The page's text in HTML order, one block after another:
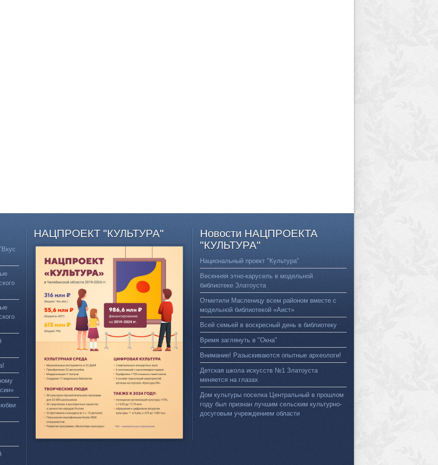
НАЦПРОЕКТ "КУЛЬТУРА" Новости НАЦПРОЕКТА
"КУЛЬТУРА"
Национальный проект "Культура"
Весенняя этно-карусель в модельной
библиотеке Златоуста
Отметили Масленицу всем районом вместе с
модельной библиотекой «Аист»
Всей семьей в воскресный день в библиотеку
Время заглянуть в "Окна"
Внимание! Разыскиваются опытные археологи!
Детская школа искусств №1 Златоуста
меняется на глазах
Дом культуры поселка Центральный в прошлом
году был признан лучшим сельским культурно-
досуговым учреждением области